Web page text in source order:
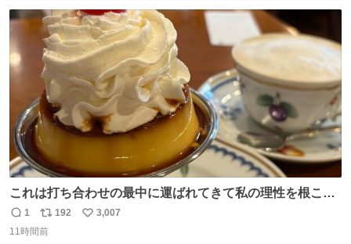
ト
数
数
これは打ち合わせの最中に運ばれてきて私の理性を根こそ
ぎ奪い去ったプリンの写真です。
返
信
1
リ
ポ
192
い
3,007
11時間前